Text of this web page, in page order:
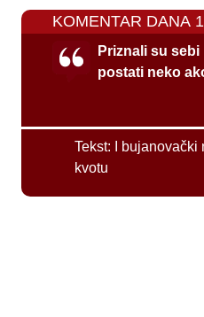
KOMENTAR DANA
Priznali su
postati neko
Tekst:
I
kvotu